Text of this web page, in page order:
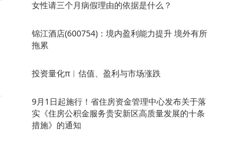
女性请三个月病假理由的依据是什么？
锦江酒店(600754)：境内盈利能力提升 境外有所
拖累
投资量化π︱估值、盈利与市场涨跌
9月1日起施行！省住房资金管理中心发布关于落
实《住房公积金服务贵安新区高质量发展的十条
措施》的通知